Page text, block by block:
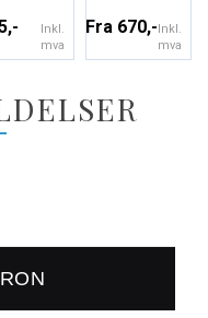
Inkl.
mva
Fra 670,-Inkl.
mva